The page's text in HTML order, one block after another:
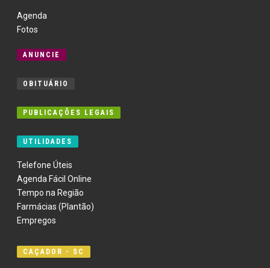
Agenda
Fotos
ANUNCIE
OBITUÁRIO
PUBLICAÇÕES LEGAIS
UTILIDADES
Telefone Úteis
Agenda Fácil Online
Tempo na Região
Farmácias (Plantão)
Empregos
CAÇADOR - SC